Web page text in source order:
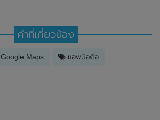
คำที่เกี่ยวข้อง
Google Maps แอพมือถือ